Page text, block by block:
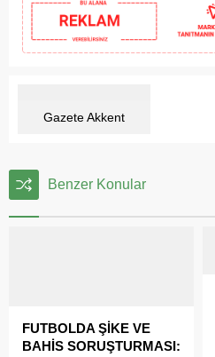
Gazete Akkent
Benzer Konular
FUTBOLDA ŞİKE VE
BAHİS SORUŞTURMASI: